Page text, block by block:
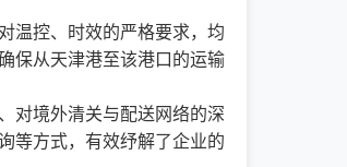
温控、时效的严格要求，均
保从天津港至该港口的运输
对境外清关与配送网络的深
等方式，有效纾解了企业的